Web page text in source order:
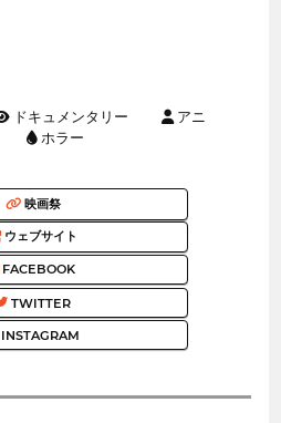
ドキュメンタリー
アニ
ホラー
映画祭
ウェブサイト
FACEBOOK
TWITTER
INSTAGRAM